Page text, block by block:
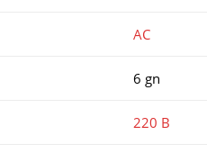
AC
6 gn
220 В